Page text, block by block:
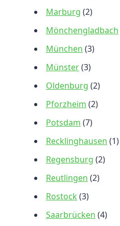
Marburg (2)
Mönchengladbach
München (3)
Münster(3)
Oldenburg (2)
Pforzheim (2)
Potsdam (7)
Recklinghausen (1)
Regensburg (2)
Reutlingen (2)
Rostock (3)
Saarbrücken (4)